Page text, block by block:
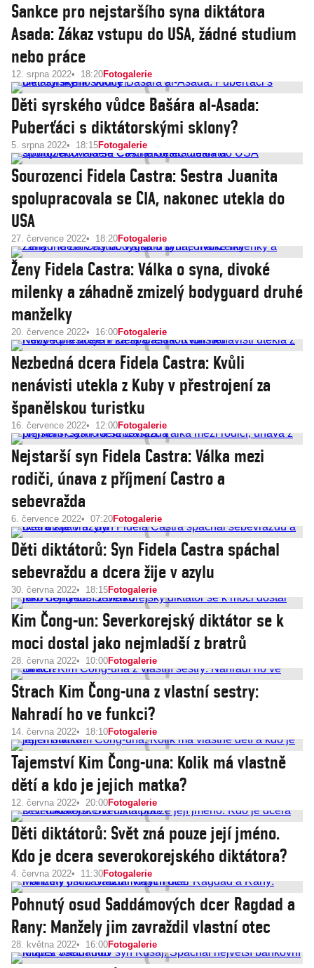
Sankce pro nejstaršího syna diktátora
Asada: Zákaz vstupu do USA, žádné studium
nebo práce
12. srpna 2022 18:20Fotogalerie
Děti syrského vůdce Bašára al-Asada:
Puberťáci s diktátorskými sklony?
5. srpna 2022 18:15Fotogalerie
Sourozenci Fidela Castra: Sestra Juanita
spolupracovala se CIA, nakonec utekla do
USA
27. července 2022 18:20Fotogalerie
Ženy Fidela Castra: Válka o syna, divoké
milenky a záhadně zmizelý bodyguard druhé
manželky
20. července 2022 16:00Fotogalerie
Nezbedná dcera Fidela Castra: Kvůli
nenávisti utekla z Kuby v přestrojení za
španělskou turistku
16. července 2022 12:00Fotogalerie
Nejstarší syn Fidela Castra: Válka mezi
rodiči, únava z příjmení Castro a
sebevražda
6. července 2022 07:20Fotogalerie
Děti diktátorů: Syn Fidela Castra spáchal
sebevraždu a dcera žije v azylu
30. června 2022 18:15Fotogalerie
Kim Čong-un: Severkorejský diktátor se k
moci dostal jako nejmladší z bratrů
28. června 2022 10:00Fotogalerie
Strach Kim Čong-una z vlastní sestry:
Nahradí ho ve funkci?
14. června 2022 18:10Fotogalerie
Tajemství Kim Čong-una: Kolik má vlastně
dětí a kdo je jejich matka?
12. června 2022 20:00Fotogalerie
Děti diktátorů: Svět zná pouze její jméno.
Kdo je dcera severokorejského diktátora?
4. června 2022 11:30Fotogalerie
Pohnutý osud Saddámových dcer Ragdad a
Rany: Manžely jim zavraždil vlastní otec
28. května 2022 16:00Fotogalerie